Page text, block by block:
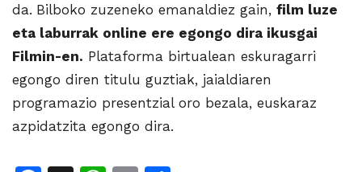
da. Bilboko zuzeneko emanaldiez gain, film luze
eta laburrak online ere egongo dira ikusgai
Filmin-en. Plataforma birtualean eskuragarri
egongo diren titulu guztiak, jaialdiaren
programazio presentzial oro bezala, euskaraz
azpidatzita egongo dira.